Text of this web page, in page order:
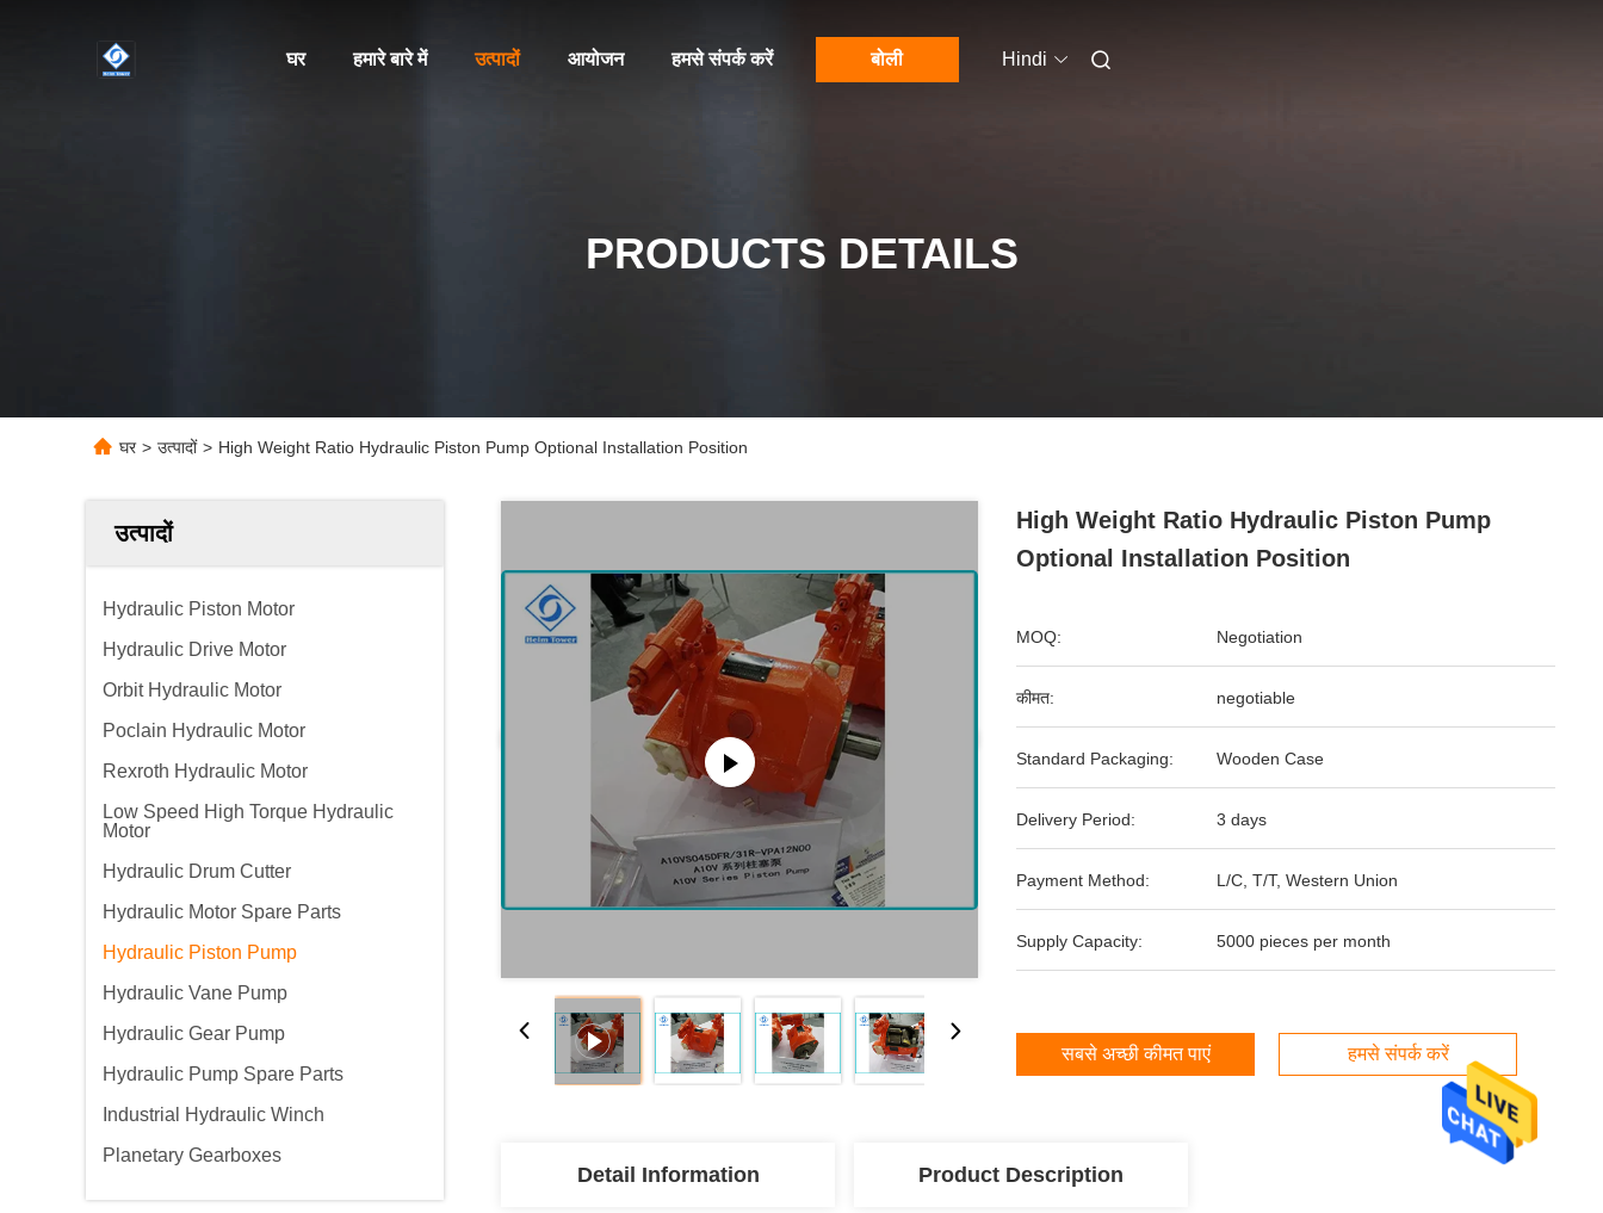
घर हमारे बारे में उत्पादों आयोजन हमसे संपर्क करें बोली Hindi
PRODUCTS DETAILS
घर > उत्पादों > High Weight Ratio Hydraulic Piston Pump Optional Installation Position
उत्पादों
Hydraulic Piston Motor
Hydraulic Drive Motor
Orbit Hydraulic Motor
Poclain Hydraulic Motor
Rexroth Hydraulic Motor
Low Speed High Torque Hydraulic
Motor
Hydraulic Drum Cutter
Hydraulic Motor Spare Parts
Hydraulic Piston Pump
Hydraulic Vane Pump
Hydraulic Gear Pump
Hydraulic Pump Spare Parts
Industrial Hydraulic Winch
Planetary Gearboxes
High Weight Ratio Hydraulic Piston Pump
Optional Installation Position
MOQ: Negotiation
कीमत: negotiable
Standard Packaging: Wooden Case
Delivery Period: 3 days
Payment Method: L/C, T/T, Western Union
Supply Capacity: 5000 pieces per month
सबसे अच्छी कीमत पाएं हमसे संपर्क करें
Detail Information Product Description